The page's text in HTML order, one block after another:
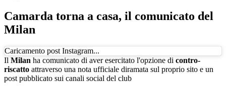
Camarda torna a casa, il comunicato del
Milan
Caricamento post Instagram...
Il Milan ha comunicato di aver esercitato l'opzione di contro-
riscatto attraverso una nota ufficiale diramata sul proprio sito e un
post pubblicato sui canali social del club